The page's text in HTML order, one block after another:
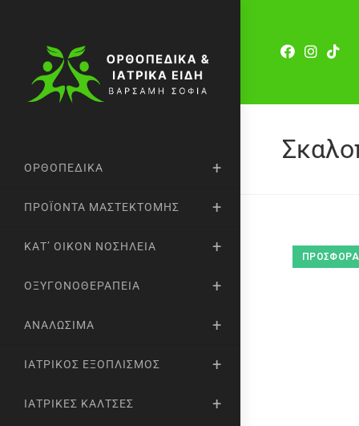
ΟΡΘΟΠΕΔΙΚΆ
ΠΡΟΪΌΝΤΑ ΜΑΣΤΕΚΤΟΜΉΣ
ΚΑΤ’ ΟΊΚΟΝ ΝΟΣΗΛΕΊΑ
ΟΞΥΓΟΝΟΘΕΡΑΠΕΊΑ
ΑΝΑΛΏΣΙΜΑ
ΙΑΤΡΙΚΌΣ ΕΞΟΠΛΙΣΜΌΣ
ΙΑΤΡΙΚΈΣ ΚΆΛΤΣΕΣ